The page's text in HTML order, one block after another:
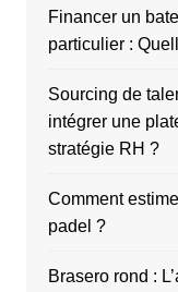
Financer un
particulier :
Sourcing de
intégrer une
stratégie RH ?
Comment
padel ?
Brasero rond :